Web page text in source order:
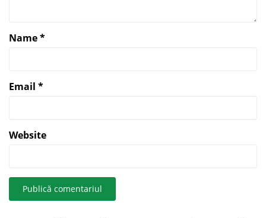
Name*
Email *
Website